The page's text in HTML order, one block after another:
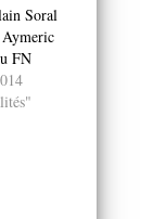
Soral
FN